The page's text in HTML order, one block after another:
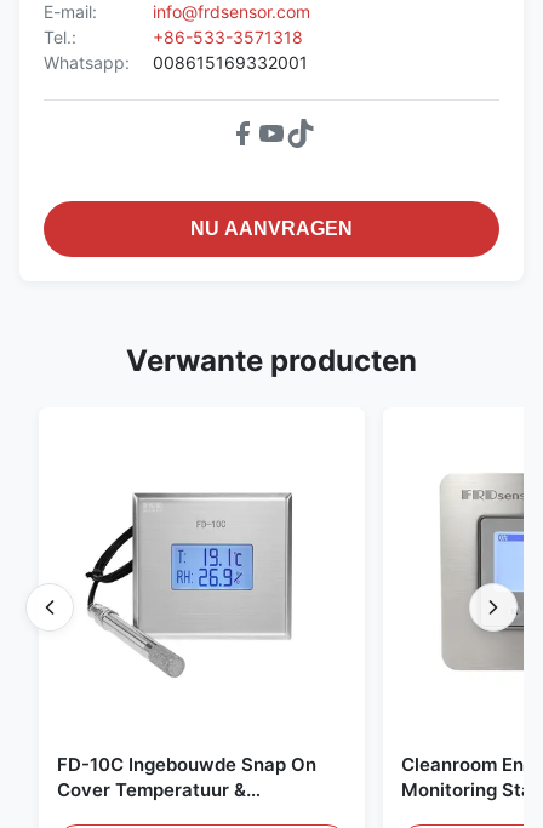
E-mail:
info@frdsensor.com
Tel.:
+86-533-3571318
Whatsapp:
008615169332001
NU AANVRAGEN
Verwante producten
FD-10C Ingebouwde Snap On
Cover Temperatuur &
Cleanroom
Monitoring